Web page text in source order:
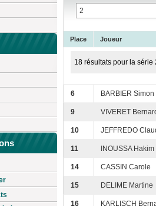
Place Joueur
18 résultats pour la série
6 BARBIER Simon
9 VIVERET
10 JEFFREDO
11 INOUSSA Hakim
14 CASSIN Carole
15 DELIME Martine
16 KARLISCH